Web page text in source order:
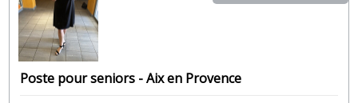
Poste pour seniors - Aix en Provence